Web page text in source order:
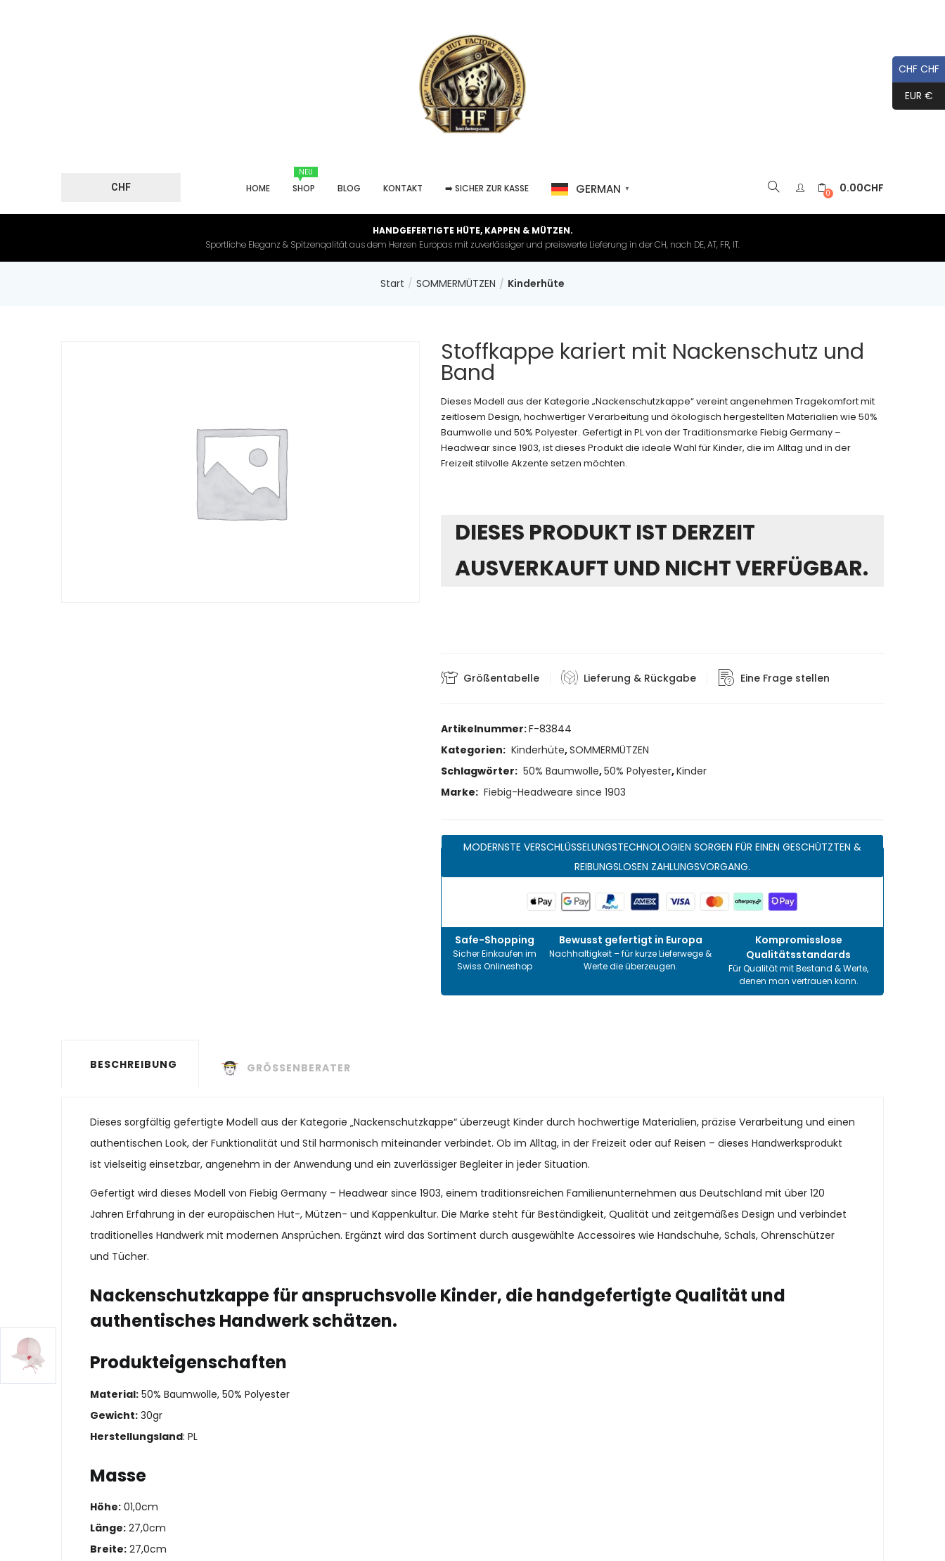
CHF HOME
NEU
SHOP BLOG KONTAKT ➡️ SICHER ZUR KASSE GERMAN ▼ 0 0.00CHF
HANDGEFERTIGTE HÜTE, KAPPEN & MÜTZEN.
Sportliche Eleganz & Spitzenqalität aus dem Herzen Europas mit zuverlässiger und preiswerte Lieferung in der CH, nach DE, AT, FR, IT.
Start SOMMERMÜTZEN Kinderhüte
Stoffkappe kariert mit Nackenschutz und
Band
Dieses Modell aus der Kategorie „Nackenschutzkappe“ vereint angenehmen Tragekomfort mit
zeitlosem Design, hochwertiger Verarbeitung und ökologisch hergestellten Materialien wie 50%
Baumwolle und 50% Polyester. Gefertigt in PL von der Traditionsmarke Fiebig Germany –
Headwear since 1903, ist dieses Produkt die ideale Wahl für Kinder, die im Alltag und in der
Freizeit stilvolle Akzente setzen möchten.
DIESES PRODUKT IST DERZEIT
AUSVERKAUFT UND NICHT VERFÜGBAR.
Größentabelle Lieferung & Rückgabe Eine Frage stellen
Artikelnummer:F-83844
Kategorien: Kinderhüte,SOMMERMÜTZEN
Schlagwörter: 50% Baumwolle,50% Polyester,Kinder
Marke: Fiebig-Headweare since 1903
MODERNSTE VERSCHLÜSSELUNGSTECHNOLOGIEN SORGEN FÜR EINEN GESCHÜTZTEN &
REIBUNGSLOSEN ZAHLUNGSVORGANG.
Safe-Shopping
Sicher Einkaufen im
Swiss Onlineshop
Bewusst gefertigt in Europa
Nachhaltigkeit – für kurze Lieferwege &
Werte die überzeugen.
Kompromisslose
Qualitätsstandards
Für Qualität mit Bestand & Werte,
denen man vertrauen kann.
BESCHREIBUNG GRÖSSENBERATER
Dieses sorgfältig gefertigte Modell aus der Kategorie „Nackenschutzkappe“ überzeugt Kinder durch hochwertige Materialien, präzise Verarbeitung und einen
authentischen Look, der Funktionalität und Stil harmonisch miteinander verbindet. Ob im Alltag, in der Freizeit oder auf Reisen – dieses Handwerksprodukt
ist vielseitig einsetzbar, angenehm in der Anwendung und ein zuverlässiger Begleiter in jeder Situation.
Gefertigt wird dieses Modell von Fiebig Germany – Headwear since 1903, einem traditionsreichen Familienunternehmen aus Deutschland mit über 120
Jahren Erfahrung in der europäischen Hut-, Mützen- und Kappenkultur. Die Marke steht für Beständigkeit, Qualität und zeitgemäßes Design und verbindet
traditionelles Handwerk mit modernen Ansprüchen. Ergänzt wird das Sortiment durch ausgewählte Accessoires wie Handschuhe, Schals, Ohrenschützer
und Tücher.
Nackenschutzkappe für anspruchsvolle Kinder, die handgefertigte Qualität und
authentisches Handwerk schätzen.
Produkteigenschaften
Material: 50% Baumwolle, 50% Polyester
Gewicht: 30gr
Herstellungsland: PL
Masse
Höhe: 01,0cm
Länge: 27,0cm
Breite: 27,0cm
CHF CHF
EUR €